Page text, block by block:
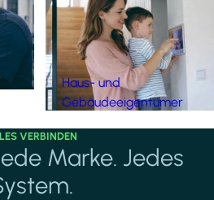
Haus- und
Gebäudeeigentümer
VERBINDEN
Marke. Jedes